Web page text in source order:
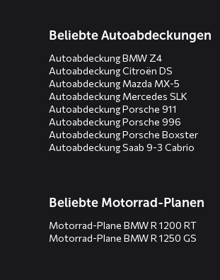
Beliebte Autoabdeckungen
Autoabdeckung BMW Z4
Autoabdeckung Citroën DS
Autoabdeckung Mazda MX-5
Autoabdeckung Mercedes SLK
Autoabdeckung Porsche 911
Autoabdeckung Porsche 996
Autoabdeckung Porsche Boxster
Autoabdeckung Saab 9-3 Cabrio
Beliebte Motorrad-Planen
Motorrad-Plane BMW R 1200 RT
Motorrad-Plane BMW R 1250 GS